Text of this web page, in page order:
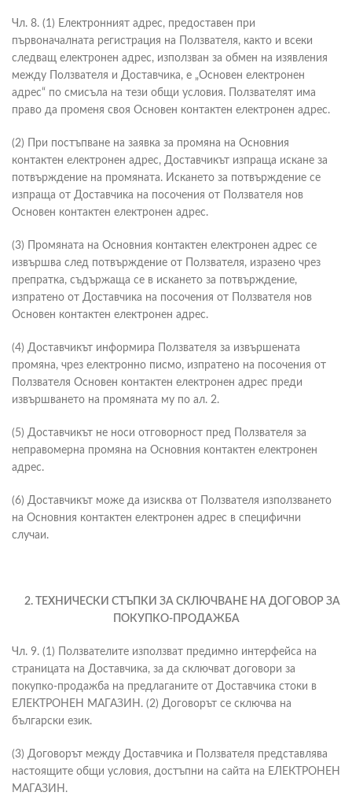
Чл. 8. (1) Електронният адрес, предоставен при
първоначалната регистрация на Ползвателя, както и всеки
следващ електронен адрес, използван за обмен на изявления
между Ползвателя и Доставчика, е „Основен електронен
адрес“ по смисъла на тези общи условия. Ползвателят има
право да променя своя Основен контактен електронен адрес.
(2) При постъпване на заявка за промяна на Основния
контактен електронен адрес, Доставчикът изпраща искане за
потвърждение на промяната. Искането за потвърждение се
изпраща от Доставчика на посочения от Ползвателя нов
Основен контактен електронен адрес.
(3) Промяната на Основния контактен електронен адрес се
извършва след потвърждение от Ползвателя, изразено чрез
препратка, съдържаща се в искането за потвърждение,
изпратено от Доставчика на посочения от Ползвателя нов
Основен контактен електронен адрес.
(4) Доставчикът информира Ползвателя за извършената
промяна, чрез електронно писмо, изпратено на посочения от
Ползвателя Основен контактен електронен адрес преди
извършването на промяната му по ал. 2.
(5) Доставчикът не носи отговорност пред Ползвателя за
неправомерна промяна на Основния контактен електронен
адрес.
(6) Доставчикът може да изисква от Ползвателя използването
на Основния контактен електронен адрес в специфични
случаи.
2.
ТЕХНИЧЕСКИ СТЪПКИ ЗА СКЛЮЧВАНЕ НА ДОГОВОР ЗА
ПОКУПКО-ПРОДАЖБА
Чл. 9. (1) Ползвателите използват предимно интерфейса на
страницата на Доставчика, за да сключват договори за
покупко-продажба на предлаганите от Доставчика стоки в
ЕЛЕКТРОНЕН МАГАЗИН. (2) Договорът се сключва на
български език.
(3) Договорът между Доставчика и Ползвателя представлява
настоящите общи условия, достъпни на сайта на ЕЛЕКТРОНЕН
МАГАЗИН.